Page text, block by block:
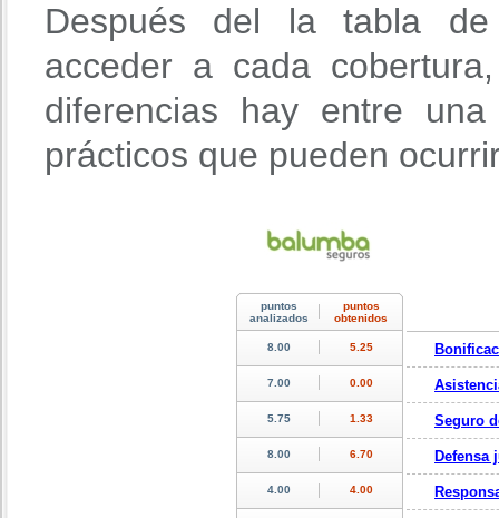
Después del la tabla de
acceder a cada
diferencias hay entre
prácticos que pueden
Seguro
Defensa